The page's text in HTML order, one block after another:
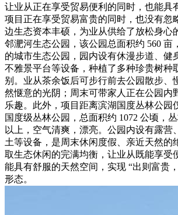
让业从正在享受贸易便利的同时，也能具
项目正在享受贸易富贵的同时，也没有忽
边生态资本丰硕，为业从供给了放松身心
邻淝河生态公园，该公园总面积约 560 亩
的城市生态公园，园内设有休漫步道、健
不雅景平台等设备，种植了多种珍贵树种
别。业从茶余饭后可步行前去公园散步、
然惬意的光阴；周末可带家人正在公园内
乐趣。此外，项目距离滨湖国度丛林公园
国度级丛林公园，总面积约 1072 公顷，
以上，空气清爽，漂亮。公园内设有露营
土等设备，是周末休闲度假、亲近天然的
取生态休闲的完满均衡，让业从既能享受
能具有舒服的天然空间，实现 “出则富贵
形态。